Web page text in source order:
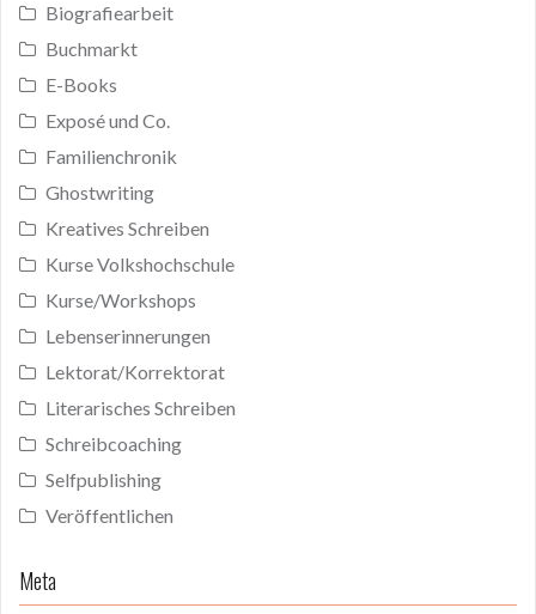
Biografiearbeit
Buchmarkt
E-Books
Exposé und Co.
Familienchronik
Ghostwriting
Kreatives Schreiben
Kurse Volkshochschule
Kurse/Workshops
Lebenserinnerungen
Lektorat/Korrektorat
Literarisches Schreiben
Schreibcoaching
Selfpublishing
Veröffentlichen
Meta